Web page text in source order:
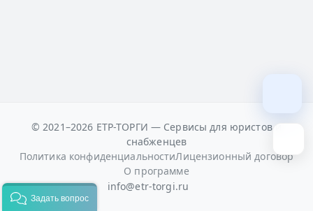
© 2021–2026 ЕТР-ТОРГИ — Сервисы для юристов и
снабженцев
Политика конфиденциальностиЛицензионный договор
О программе
info@etr-torgi.ru
Задать вопрос